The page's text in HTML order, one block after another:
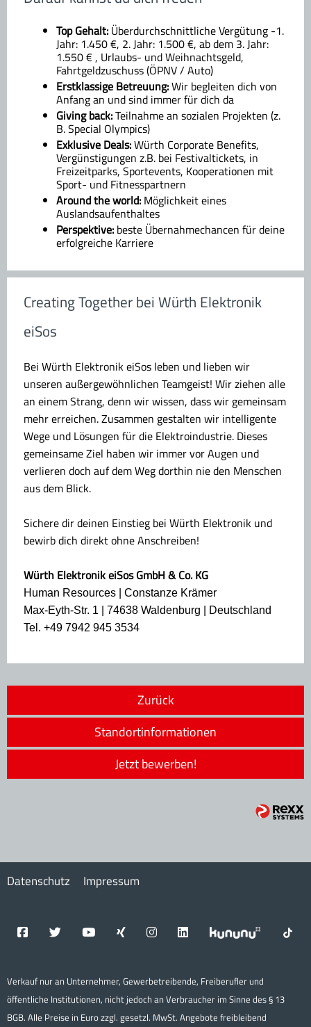
Top Gehalt: Überdurchschnittliche Vergütung -1.
Jahr: 1.450 €, 2. Jahr: 1.500 €, ab dem 3. Jahr:
1.550 € , Urlaubs- und Weihnachtsgeld,
Fahrtgeldzuschuss (ÖPNV / Auto)
Erstklassige Betreuung:Wir begleiten dich von
Anfang an und sind immer für dich da
Giving back:Teilnahme an sozialen Projekten (z.
B. Special Olympics)
Exklusive Deals:Würth Corporate Benefits,
Vergünstigungen z.B. bei Festivaltickets, in
Freizeitparks, Sportevents, Kooperationen mit
Sport- und Fitnesspartnern
Around the world: Möglichkeit eines
Auslandsaufenthaltes
Perspektive: beste Übernahmechancen für deine
erfolgreiche Karriere
Creating Together bei Würth Elektronik
eiSos
Bei Würth Elektronik eiSos leben und lieben wir
unseren außergewöhnlichen Teamgeist! Wir ziehen alle
an einem Strang, denn wir wissen, dass wir gemeinsam
mehr erreichen. Zusammen gestalten wir intelligente
Wege und Lösungen für die Elektroindustrie. Dieses
gemeinsame Ziel haben wir immer vor Augen und
verlieren doch auf dem Weg dorthin nie den Menschen
aus dem Blick.
Sichere dir deinen Einstieg bei Würth Elektronik und
bewirb dich direkt ohne Anschreiben!
Würth Elektronik eiSos GmbH & Co. KG
Human Resources | Constanze Krämer
Max-Eyth-Str. 1 | 74638 Waldenburg | Deutschland
Tel. +49 7942 945 3534
Standortinformationen
Zurück
Jetzt bewerben!
Datenschutz Impressum
Verkauf nur an Unternehmer, Gewerbetreibende, Freiberufler und
öffentliche Institutionen, nicht jedoch an Verbraucher im Sinne des § 13
BGB. Alle Preise in Euro zzgl. gesetzl. MwSt. Angebote freibleibend